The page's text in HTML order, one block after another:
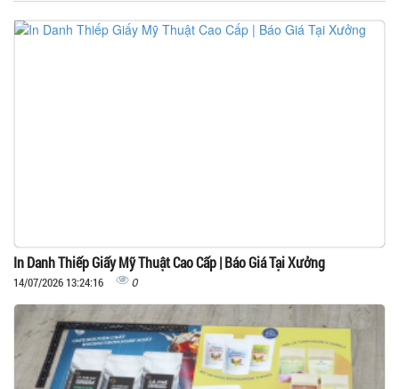
In Danh Thiếp Giấy Mỹ Thuật Cao Cấp | Báo Giá Tại Xưởng
14/07/2026 13:24:16 0